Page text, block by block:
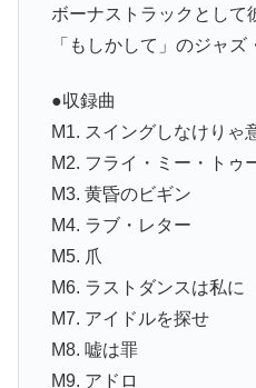
ボーナストラックとして
「もしかして」のジャズ
●収録曲
M1. スイングしなけりゃ
M2. フライ・ミー・トゥ
M3. 黄昏のビギン
M4. ラブ・レター
M5. 爪
M6. ラストダンスは私に
M7. アイドルを探せ
M8. 嘘は罪
M9. アドロ